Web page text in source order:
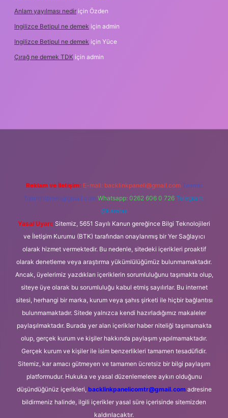
Anlam yayılması nedir için Özden
Ingilizce Betipul ne demek için admin
Ingilizce Betipul ne demek için Yüce
Çırağ ne demek TDK için admin
Reklam ve İletişim: E-mail: backlinkpaneli@gmail.com Teams:
forumhizmeti@gmail.com Whatsapp: 0262 606 0 726 Telegram:
@karabul
Yasal Uyarı: Sitemiz, 5651 Sayılı Kanun gereğince Bilgi Teknolojileri
ve İletişim Kurumu (BTK) tarafından onaylanmış bir Yer Sağlayıcı
olarak hizmet vermektedir. Bu nedenle, sitedeki içerikleri proaktif
olarak denetleme veya araştırma yükümlülüğümüz bulunmamaktadır.
Ancak, üyelerimiz yazdıkları içeriklerin sorumluluğunu taşımakta olup,
siteye üye olarak bu sorumluluğu kabul etmiş sayılırlar. Bu internet
sitesi, herhangi bir marka, kurum veya şahıs şirketi ile hiçbir bağlantısı
bulunmamaktadır. Sitede yalnızca kendi hazırladığımız makaleler
paylaşılmaktadır. Burada yer alan içerikler haber niteliği taşımamakta
olup, gerçek kurum ve kişiler hakkında paylaşım yapılmamaktadır.
Gerçek kurum ve kişiler ile isim benzerlikleri tamamen tesadüfidir.
Sitemiz, kar amacı gütmeyen ve tamamen ücretsiz bir bilgi paylaşım
platformudur. Hukuka ve yasal düzenlemelere aykırı olduğunu
düşündüğünüz içerikleri, backlinkpanelicomtr@gmail.comadresine
bildirmeniz halinde, ilgili içerikler yasal süre içerisinde sitemizden
kaldırılacaktır.